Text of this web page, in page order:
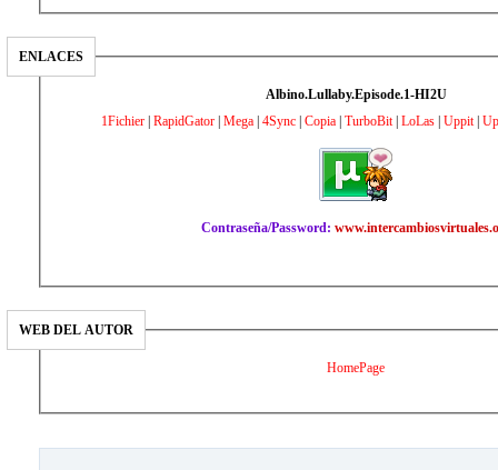
ENLACES
Albino.Lullaby.Episode.1-HI2U
1Fichier RapidGator Mega 4Sync Copia TurboBit| LoLas Uppit|
Contraseña/Password:
WEB DEL AUTOR
HomePage